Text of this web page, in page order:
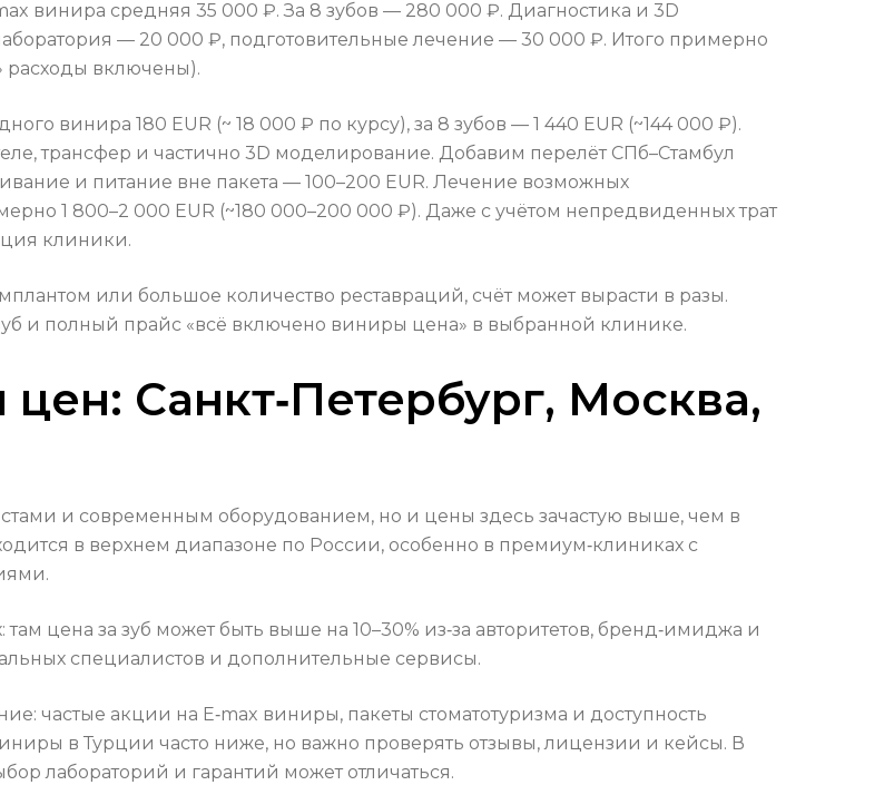
винира средняя 35 000 ₽. За 8 зубов — 280 000 ₽. Диагностика и 3D
— 20 000 ₽, подготовительные лечение — 30 000 ₽. Итого примерно
расходы включены).
винира 180 EUR (~ 18 000 ₽ по курсу), за 8 зубов — 1 440 EUR (~144 000 ₽).
трансфер и частично 3D моделирование. Добавим перелёт СПб–Стамбул
и питание вне пакета — 100–200 EUR. Лечение возможных
1 800–2 000 EUR (~180 000–200 000 ₽). Даже с учётом непредвиденных трат
клиники.
или большое количество реставраций, счёт может вырасти в разы.
и полный прайс «всё включено виниры цена» в выбранной клинике.
Санкт‑Петербург, Москва,
и современным оборудованием, но и цены здесь зачастую выше, чем в
в верхнем диапазоне по России, особенно в премиум‑клиниках с
цена за зуб может быть выше на 10–30% из‑за авторитетов, бренд‑имиджа и
специалистов и дополнительные сервисы.
частые акции на E‑max виниры, пакеты стоматотуризма и доступность
в Турции часто ниже, но важно проверять отзывы, лицензии и кейсы. В
лабораторий и гарантий может отличаться.